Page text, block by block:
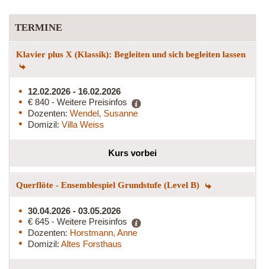
TERMINE
Klavier plus X (Klassik): Begleiten und sich begleiten lassen
12.02.2026 - 16.02.2026
€ 840 - Weitere Preisinfos
Dozenten: Wendel, Susanne
Domizil: Villa Weiss
Kurs vorbei
Querflöte - Ensemblespiel Grundstufe (Level B)
30.04.2026 - 03.05.2026
€ 645 - Weitere Preisinfos
Dozenten: Horstmann, Anne
Domizil: Altes Forsthaus